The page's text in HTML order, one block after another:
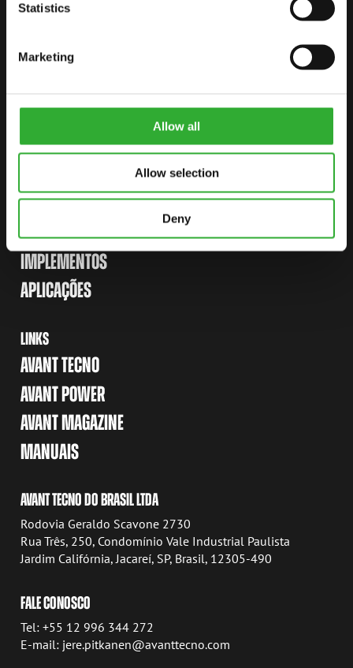
Statistics
Marketing
Allow all
Allow selection
Deny
AVANT
CARREGADEIRAS
OPCIONAIS
IMPLEMENTOS
APLICAÇÕES
LINKS
AVANT TECNO
AVANT POWER
AVANT MAGAZINE
MANUAIS
AVANT TECNO DO BRASIL LTDA
Rodovia Geraldo Scavone 2730
Rua Três, 250, Condomínio Vale Industrial Paulista
Jardim Califórnia, Jacareí, SP, Brasil, 12305-490
FALE CONOSCO
Tel: +55 12 996 344 272
E-mail: jere.pitkanen@avanttecno.com